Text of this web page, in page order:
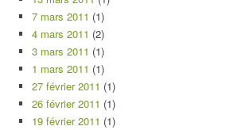
7 mars 2011 (1)
4 mars 2011 (2)
3 mars 2011 (1)
1 mars 2011 (1)
27 février 2011 (1)
26 février 2011 (1)
19 février 2011 (1)